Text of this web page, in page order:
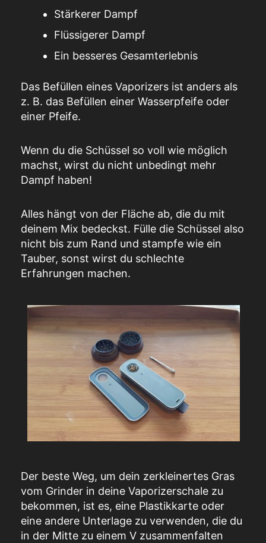
Stärkerer Dampf
Flüssigerer Dampf
Ein besseres Gesamterlebnis
Das Befüllen eines Vaporizers ist anders als
z. B. das Befüllen einer Wasserpfeife oder
einer Pfeife.
Wenn du die Schüssel so voll wie möglich
machst, wirst du nicht unbedingt mehr
Dampf haben!
Alles hängt von der Fläche ab, die du mit
deinem Mix bedeckst. Fülle die Schüssel also
nicht bis zum Rand und stampfe wie ein
Tauber, sonst wirst du schlechte
Erfahrungen machen.
Der beste Weg, um dein zerkleinertes Gras
vom Grinder in deine Vaporizerschale zu
bekommen, ist es, eine Plastikkarte oder
eine andere Unterlage zu verwenden, die du
in der Mitte zu einem V zusammenfalten